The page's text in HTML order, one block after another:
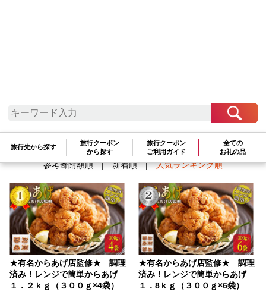
旅行先から探す
旅行クーポン
から探す
旅行クーポン
ご利用ガイド
全ての
お礼の品
検索結果一覧 1～3件 / 全3件
参考寄附額順|新着順|人気ランキング順
★有名からあげ店監修★ 調理
済み！レンジで簡単からあげ
１．２ｋｇ（３００ｇ×4袋）
★有名からあげ店監修★ 調理
済み！レンジで簡単からあげ
１．8ｋｇ（３００ｇ×6袋）